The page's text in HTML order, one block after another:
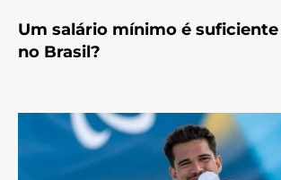
Um salário mínimo é
no Brasil?